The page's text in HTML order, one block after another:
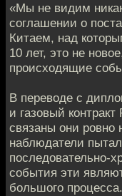
«Мы не видим
соглашении о
Китаем, над
10 лет, это не
происходящие
В переводе с
и газовый
связаны они ровно
наблюдатели
последовательно-
события эти
большого процесса.